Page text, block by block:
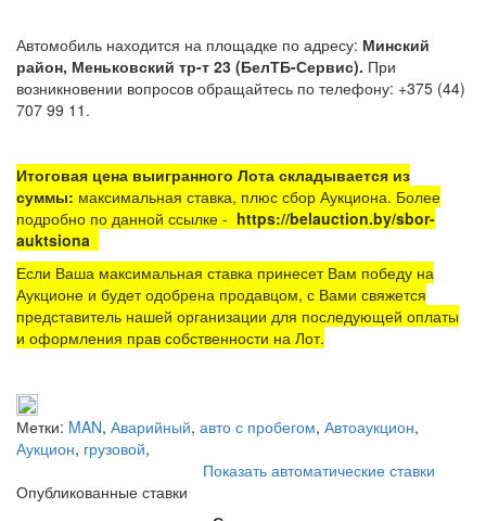
Автомобиль находится на площадке по адресу: Минский
район, Меньковский тр-т 23 (БелТБ-Сервис). При
возникновении вопросов обращайтесь по телефону: +375 (44)
707 99 11.
Итоговая цена выигранного Лота складывается из
суммы: максимальная ставка, плюс сбор Аукциона. Более
подробно по данной ссылке - https://belauction.by/sbor-
auktsiona
Если Ваша максимальная ставка принесет Вам победу на
Аукционе и будет одобрена продавцом, с Вами свяжется
представитель нашей организации для последующей оплаты
и оформления прав собственности на Лот.
Метки: MAN, Аварийный, авто с пробегом, Автоаукцион,
Аукцион, грузовой,
Показать автоматические ставки
Опубликованные ставки